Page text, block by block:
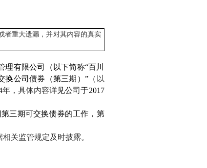
者重大遗漏，并对其内容的真实
有限公司（以下简称“百川
换公司债券（第三期）” （以
年，具体内容详见公司于2017
三期可交换债券的工作，第
关监管规定及时披露。